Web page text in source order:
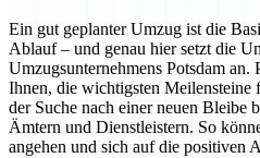
Ein gut geplanter Umzug ist die
Ablauf – und genau hier setzt die
Umzugsunternehmens Potsdam an.
Ihnen, die wichtigsten
der Suche nach einer neuen Bleibe
Ämtern und Dienstleistern. So
angehen und sich auf die positiven